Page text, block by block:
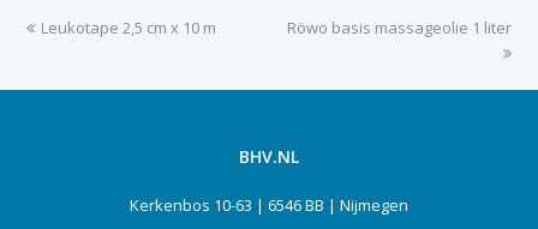
previous
Leukotape 2,5 cm x 10 m
next
Röwo basis massageolie 1 liter
BHV.NL
Kerkenbos 10-63 | 6546 BB | Nijmegen